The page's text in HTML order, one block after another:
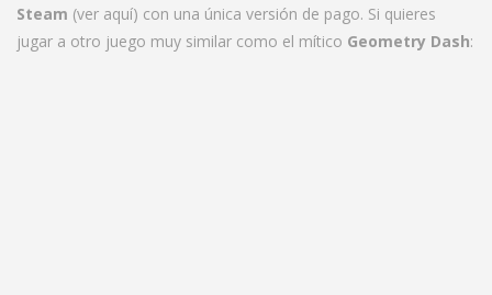
Steam (ver aquí) con una única versión de pago. Si quieres
jugar a otro juego muy similar como el mítico Geometry Dash: